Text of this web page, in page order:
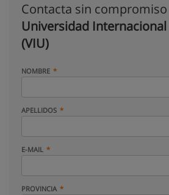
Contacta sin
Universidad Internacional
(VIU)
NOMBRE
APELLIDOS
E-MAIL
PROVINCIA